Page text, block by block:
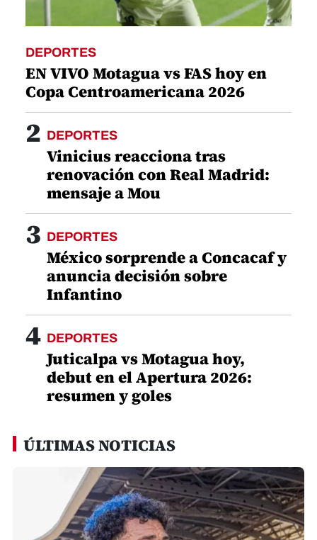
renovación con Real Madrid:
mensaje a Mou
3 DEPORTES
México sorprende a Concacaf y
anuncia decisión sobre
Infantino
DEPORTES
Juticalpa vs Motagua hoy,
debut en el Apertura 2026:
resumen y goles
ÚLTIMAS NOTICIAS
Deportes